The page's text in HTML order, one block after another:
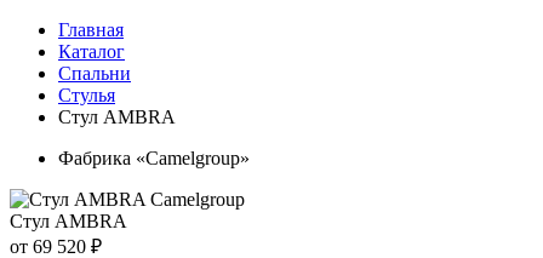
Главная
Каталог
Спальни
Стулья
Стул AMBRA
Фабрика «Camelgroup»
Стул AMBRA
от 69 520 ₽